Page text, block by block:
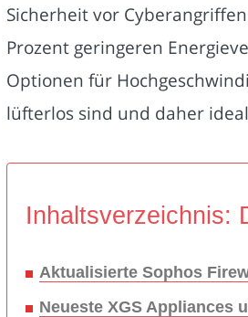
Sicherheit vor
Prozent geringeren
Optionen für
lüfterlos sind und daher
Inhaltsverzeichnis:
Aktualisierte Sophos
Neueste XGS Appliances